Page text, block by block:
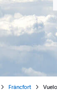
Fráncfort